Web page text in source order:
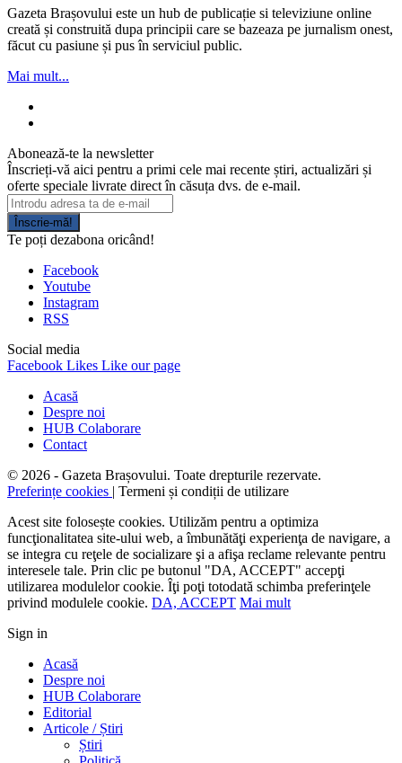
Gazeta Brașovului este un hub de publicație si televiziune online
creată și construită dupa principii care se bazeaza pe jurnalism onest,
făcut cu pasiune și pus în serviciul public.
Mai mult...
Abonează-te la newsletter
Înscrieți-vă aici pentru a primi cele mai recente știri, actualizări și
oferte speciale livrate direct în căsuța dvs. de e-mail.
Înscrie-mă!
Te poți dezabona oricând!
Facebook
Youtube
Instagram
RSS
Social media
Facebook Likes Like our page
Acasă
Despre noi
HUB Colaborare
Contact
© 2026 - Gazeta Brașovului. Toate drepturile rezervate.
Preferințe cookies | Termeni și condiții de utilizare
Acest site folosește cookies. Utilizăm pentru a optimiza
funcţionalitatea site-ului web, a îmbunătăţi experienţa de navigare, a
se integra cu reţele de socializare şi a afişa reclame relevante pentru
interesele tale. Prin clic pe butonul "DA, ACCEPT" accepţi
utilizarea modulelor cookie. Îţi poţi totodată schimba preferinţele
privind modulele cookie. DA, ACCEPT Mai mult
Sign in
Acasă
Despre noi
HUB Colaborare
Editorial
Articole / Știri
Știri